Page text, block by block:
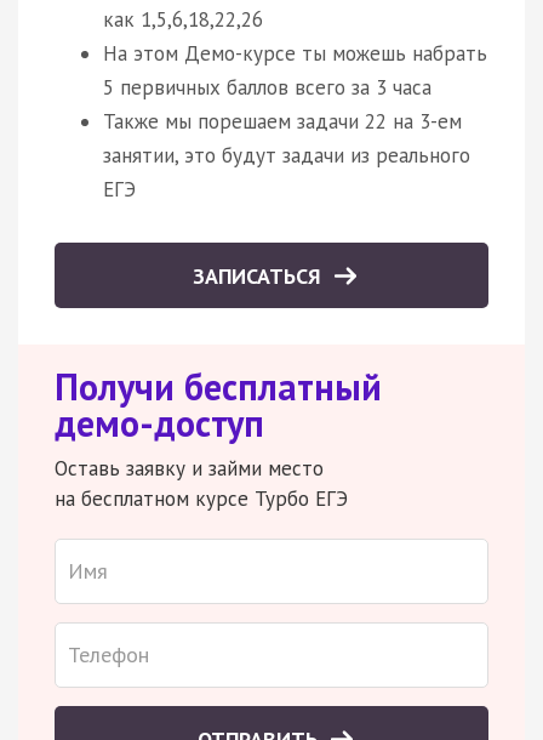
как 1,5,6,18,22,26
На этом Демо-курсе ты можешь набрать
5 первичных баллов всего за 3 часа
Также мы порешаем задачи 22 на 3-ем
занятии, это будут задачи из реального
ЕГЭ
ЗАПИСАТЬСЯ
Получи бесплатный
демо-доступ
Оставь заявку и займи место
на бесплатном курсе Турбо ЕГЭ